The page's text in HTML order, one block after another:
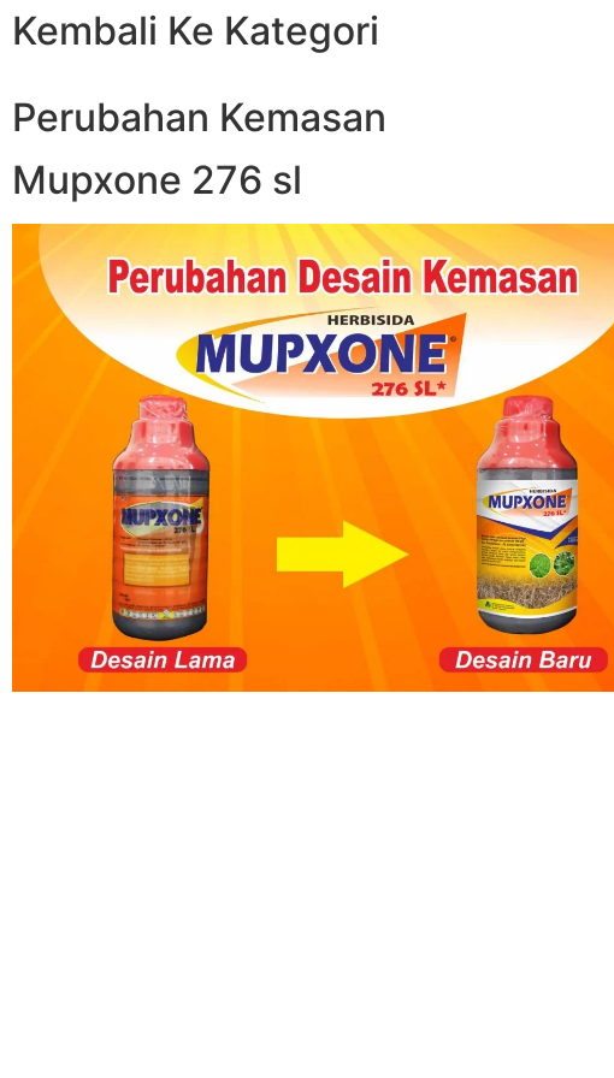
Kembali Ke Kategori
Perubahan Kemasan
Mupxone 276 sl